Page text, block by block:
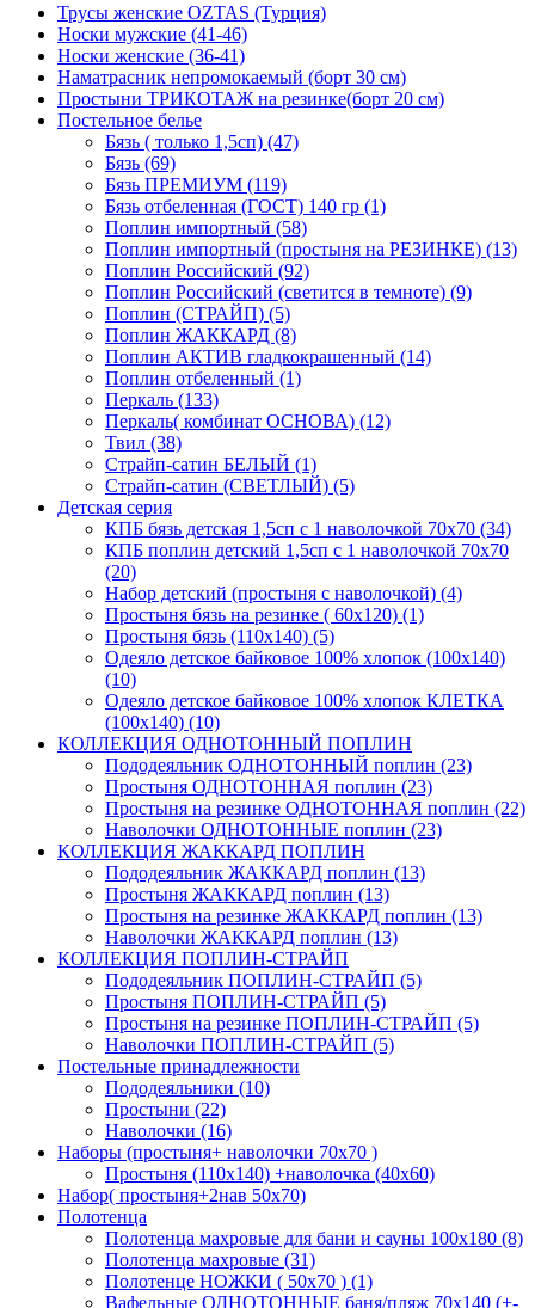
Трусы женские OZTAS (Турция)
Носки мужские (41-46)
Носки женские (36-41)
Наматрасник непромокаемый (борт 30 см)
Простыни ТРИКОТАЖ на резинке(борт 20 см)
Постельное белье
Бязь ( только 1,5сп) (47)
Бязь (69)
Бязь ПРЕМИУМ (119)
Бязь отбеленная (ГОСТ) 140 гр (1)
Поплин импортный (58)
Поплин импортный (простыня на РЕЗИНКЕ) (13)
Поплин Российский (92)
Поплин Российский (светится в темноте) (9)
Поплин (СТРАЙП) (5)
Поплин ЖАККАРД (8)
Поплин АКТИВ гладкокрашенный (14)
Поплин отбеленный (1)
Перкаль (133)
Перкаль( комбинат ОСНОВА) (12)
Твил (38)
Страйп-сатин БЕЛЫЙ (1)
Страйп-сатин (СВЕТЛЫЙ) (5)
Детская серия
КПБ бязь детская 1,5сп с 1 наволочкой 70х70 (34)
КПБ поплин детский 1,5сп с 1 наволочкой 70х70
(20)
Набор детский (простыня с наволочкой) (4)
Простыня бязь на резинке ( 60х120) (1)
Простыня бязь (110х140) (5)
Одеяло детское байковое 100% хлопок (100х140)
(10)
Одеяло детское байковое 100% хлопок КЛЕТКА
(100х140) (10)
КОЛЛЕКЦИЯ ОДНОТОННЫЙ ПОПЛИН
Пододеяльник ОДНОТОННЫЙ поплин (23)
Простыня ОДНОТОННАЯ поплин (23)
Простыня на резинке ОДНОТОННАЯ поплин (22)
Наволочки ОДНОТОННЫЕ поплин (23)
КОЛЛЕКЦИЯ ЖАККАРД ПОПЛИН
Пододеяльник ЖАККАРД поплин (13)
Простыня ЖАККАРД поплин (13)
Простыня на резинке ЖАККАРД поплин (13)
Наволочки ЖАККАРД поплин (13)
КОЛЛЕКЦИЯ ПОПЛИН-СТРАЙП
Пододеяльник ПОПЛИН-СТРАЙП (5)
Простыня ПОПЛИН-СТРАЙП (5)
Простыня на резинке ПОПЛИН-СТРАЙП (5)
Наволочки ПОПЛИН-СТРАЙП (5)
Постельные принадлежности
Пододеяльники (10)
Простыни (22)
Наволочки (16)
Наборы (простыня+ наволочки 70х70 )
Простыня (110х140) +наволочка (40х60)
Набор( простыня+2нав 50х70)
Полотенца
Полотенца махровые для бани и сауны 100х180 (8)
Полотенца махровые (31)
Полотенце НОЖКИ ( 50х70 ) (1)
Вафельные ОДНОТОННЫЕ баня/пляж 70х140 (+-